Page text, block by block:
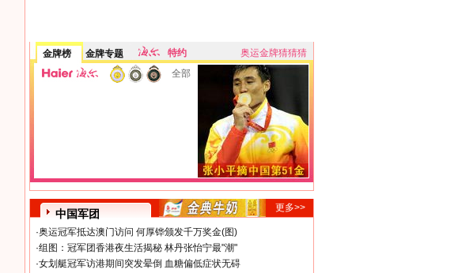
金牌榜 金牌专题 特约
奥运金牌猜猜猜
全部
中国军团
更多>>
·奥运冠军抵达澳门访问 何厚铧颁发千万奖金(图)
·组图：冠军团香港夜生活揭秘 林丹张怡宁最"潮"
·女划艇冠军访港期间突发晕倒 血糖偏低症状无碍